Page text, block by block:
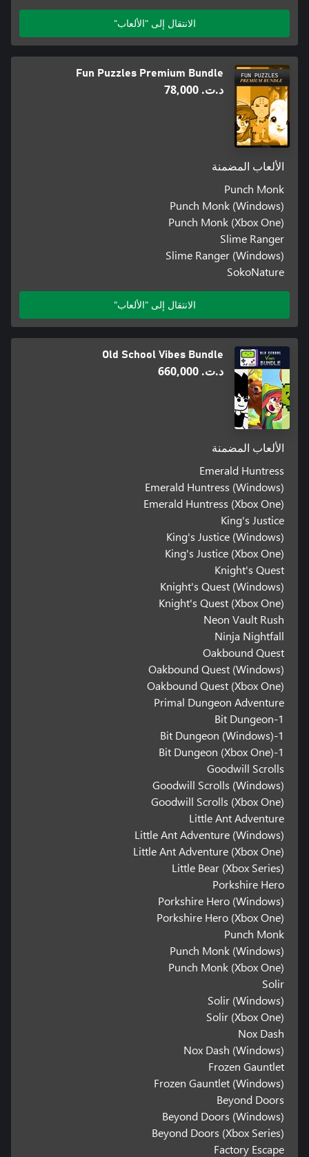
الانتقال إلى "الألعاب"
Fun Puzzles Premium Bundle
د.ت.‏ 78,000
الألعاب المضمنة
Punch Monk
Punch Monk (Windows)
Punch Monk (Xbox One)
Slime Ranger
Slime Ranger (Windows)
SokoNature
الانتقال إلى "الألعاب"
Old School Vibes Bundle
د.ت.‏ 660,000
الألعاب المضمنة
Emerald Huntress
Emerald Huntress (Windows)
Emerald Huntress (Xbox One)
King's Justice
King's Justice (Windows)
King's Justice (Xbox One)
Knight's Quest
Knight's Quest (Windows)
Knight's Quest (Xbox One)
Neon Vault Rush
Ninja Nightfall
Oakbound Quest
Oakbound Quest (Windows)
Oakbound Quest (Xbox One)
Primal Dungeon Adventure
1-Bit Dungeon
1-Bit Dungeon (Windows)
1-Bit Dungeon (Xbox One)
Goodwill Scrolls
Goodwill Scrolls (Windows)
Goodwill Scrolls (Xbox One)
Little Ant Adventure
Little Ant Adventure (Windows)
Little Ant Adventure (Xbox One)
Little Bear (Xbox Series)
Porkshire Hero
Porkshire Hero (Windows)
Porkshire Hero (Xbox One)
Punch Monk
Punch Monk (Windows)
Punch Monk (Xbox One)
Solir
Solir (Windows)
Solir (Xbox One)
Nox Dash
Nox Dash (Windows)
Frozen Gauntlet
Frozen Gauntlet (Windows)
Beyond Doors
Beyond Doors (Windows)
Beyond Doors (Xbox Series)
Factory Escape